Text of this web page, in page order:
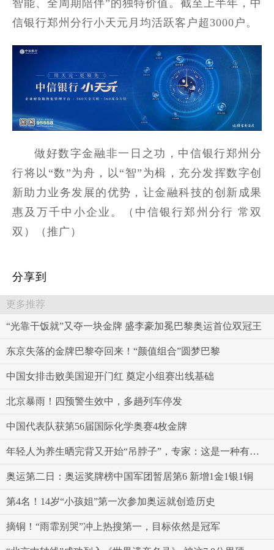
智能、全周期陪伴”的独特价值。截至上半年，中
信银行郑州分行小天元月均活跃客户超3000户。
做好数字金融非一日之功，中信银行郑州分
行将以“数”为舟，以“智”为楫，充分发挥数字创
新助力业务发展的优势，让金融科技的创新成果
惠及万千中小企业。（中信银行郑州分行 常双
双）（推广）
分享到
更多推荐
“光靠干饭就”又夺一块金牌 盛李豪加冕巴黎奥运首位双冠王
东京失落的金牌巴黎夺回来！“颜值组合”圆梦巴黎
中国女排击败美国迎开门红 奠定小组赛出线基础
北京暴雨！四预警生效中，多趟列车停发
中国代表队获第56届国际化学奥赛4枚金牌
年轻人为养生晒完背又开始“吊脖子”，专家：这是一种有“门槛”的治疗方式
奥运第二日：奥运奖牌榜中国军团暂居第6 新增1金1银1铜
第4名！14岁“小孩姐”第一次参加奥运就创造历史
摘铜！“雨霏别哭”冲上热搜第一，目标依然是冠军